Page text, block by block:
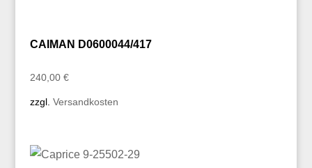
CAIMAN D0600044/417
240,00 €
zzgl. Versandkosten